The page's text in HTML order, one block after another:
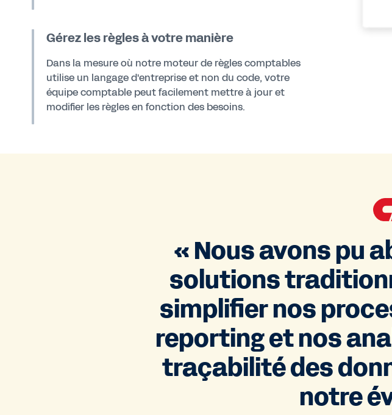
Gérez les règles à votre manière
Dans la mesure où notre moteur de règles comptables
utilise un langage d'entreprise et non du code, votre
équipe comptable peut facilement mettre à jour et
modifier les règles en fonction des besoins.
« Nous avons pu
solutions
simplifier nos
reporting et nos
traçabilité des
notre